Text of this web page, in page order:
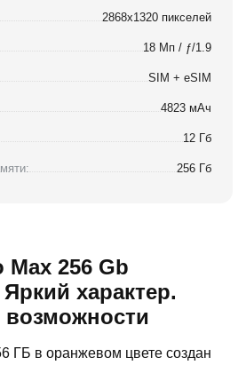
2868x1320 пикселей
18 Мп / ƒ/1.9
SIM + eSIM
4823 мАч
12 Гб
256 Гб
Max 256 Gb
характер.
возможности
ГБ в оранжевом цвете создан